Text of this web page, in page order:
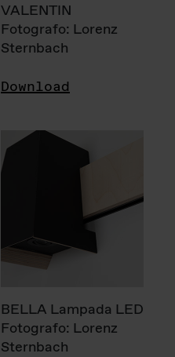
VALENTIN
Fotografo: Lorenz
Sternbach
Download
BELLA Lampada LED
Fotografo: Lorenz
Sternbach